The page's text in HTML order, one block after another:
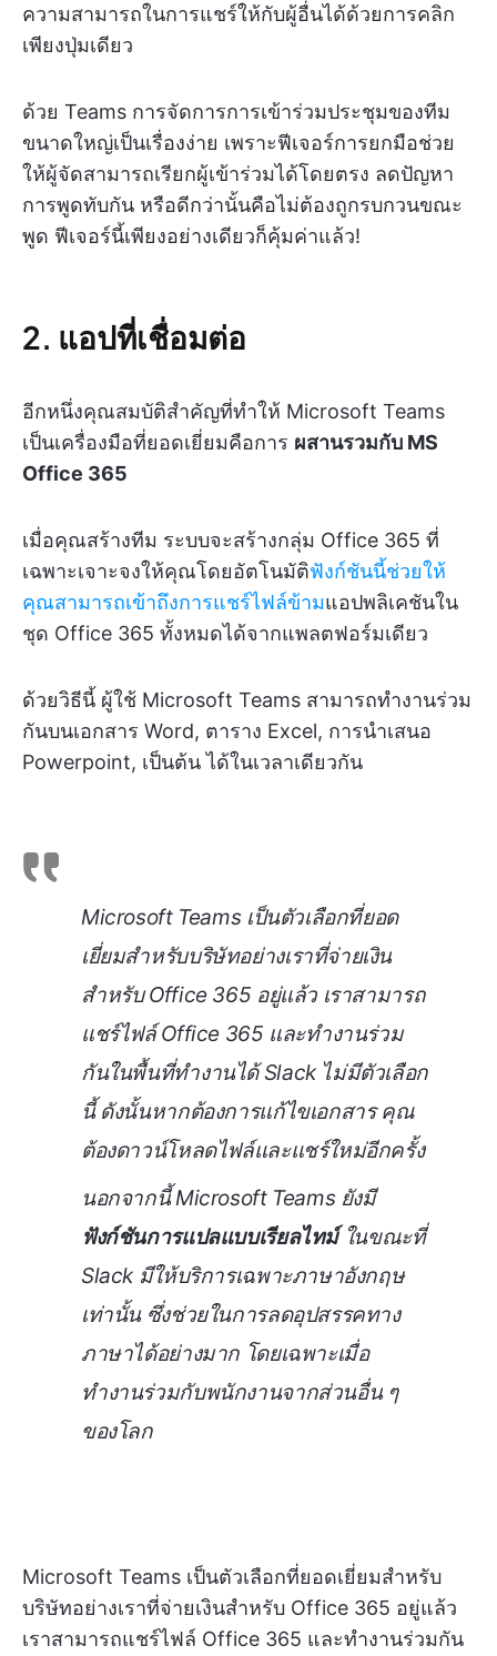
ความสามารถในการแชร์ให้กับผู้อื่นได้ด้วยการคลิก
เพียงปุ่มเดียว
ด้วย Teams การจัดการการเข้าร่วมประชุมของทีม
ขนาดใหญ่เป็นเรื่องง่าย เพราะฟีเจอร์การยกมือช่วย
ให้ผู้จัดสามารถเรียกผู้เข้าร่วมได้โดยตรง ลดปัญหา
การพูดทับกัน หรือดีกว่านั้นคือไม่ต้องถูกรบกวนขณะ
พูด ฟีเจอร์นี้เพียงอย่างเดียวก็คุ้มค่าแล้ว!
2. แอปที่เชื่อมต่อ
อีกหนึ่งคุณสมบัติสำคัญที่ทำให้ Microsoft Teams
เป็นเครื่องมือที่ยอดเยี่ยมคือการ ผสานรวมกับ MS
Office 365
เมื่อคุณสร้างทีม ระบบจะสร้างกลุ่ม Office 365 ที่
เฉพาะเจาะจงให้คุณโดยอัตโนมัติฟังก์ชันนี้ช่วยให้
คุณสามารถเข้าถึงการแชร์ไฟล์ข้ามแอปพลิเคชันใน
ชุด Office 365 ทั้งหมดได้จากแพลตฟอร์มเดียว
ด้วยวิธีนี้ ผู้ใช้ Microsoft Teams สามารถทำงานร่วม
กันบนเอกสาร Word, ตาราง Excel, การนำเสนอ
Powerpoint, เป็นต้น ได้ในเวลาเดียวกัน
Microsoft Teams เป็นตัวเลือกที่ยอด
เยี่ยมสำหรับบริษัทอย่างเราที่จ่ายเงิน
สำหรับ Office 365 อยู่แล้ว เราสามารถ
แชร์ไฟล์ Office 365 และทำงานร่วม
กันในพื้นที่ทำงานได้ Slack ไม่มีตัวเลือก
นี้ ดังนั้นหากต้องการแก้ไขเอกสาร คุณ
ต้องดาวน์โหลดไฟล์และแชร์ใหม่อีกครั้ง
นอกจากนี้ Microsoft Teams ยังมี
ฟังก์ชันการแปลแบบเรียลไทม์ในขณะที่
Slack มีให้บริการเฉพาะภาษาอังกฤษ
เท่านั้น ซึ่งช่วยในการลดอุปสรรคทาง
ภาษาได้อย่างมาก โดยเฉพาะเมื่อ
ทำงานร่วมกับพนักงานจากส่วนอื่น ๆ
ของโลก
Microsoft Teams เป็นตัวเลือกที่ยอดเยี่ยมสำหรับ
บริษัทอย่างเราที่จ่ายเงินสำหรับ Office 365 อยู่แล้ว
เราสามารถแชร์ไฟล์ Office 365 และทำงานร่วมกัน